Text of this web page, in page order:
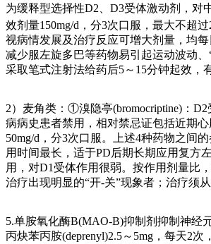
为缓释型选择性D2、D3受体激动剂，对
效剂量150mg/d，分3次口服，最大不超
视病情发展及治疗反应可增大剂量，均
减少服左旋多巴等药物易引起运动波动
采取笔式注射法给药后5～15分钟起效，
2）麦角类：①溴隐亭(bromocriptine)：
病病史患者禁用，相对禁忌证包括近期
50mg/d，分3次口服。上述4种药物之间
用时间最长，适于PD后期长期应用复方
用，对D1受体作用很弱。按作用剂量比
治疗出现明显的“开-关”现象者；治疗须
5.单胺氧化酶B(MAO-B)抑制剂抑制神经
丙炔苯丙胺(deprenyl)2.5～5mg，每天2